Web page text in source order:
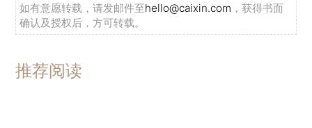
如有意愿转载，请发邮件至hello@caixin.com ，获得书面
确认及授权后，方可转载。
推荐阅读